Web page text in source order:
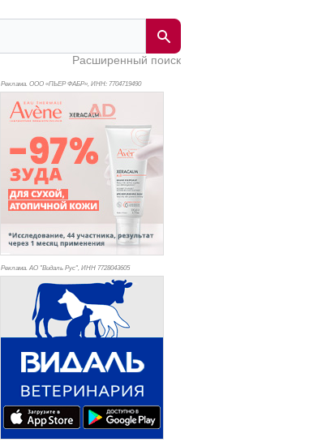
Расширенный поиск
Реклама. ООО «ПЬЕР ФАБР», ИНН: 7704719490
Реклама. АО "Видаль Рус", ИНН 7728043605